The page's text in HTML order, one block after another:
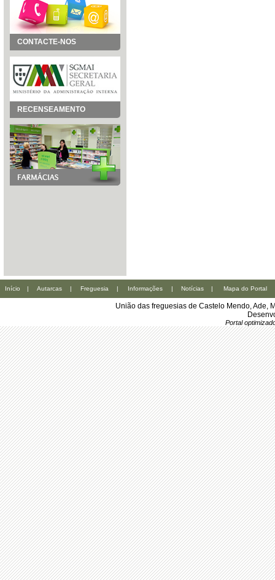
CONTACTE-NOS
RECENSEAMENTO
Início | Autarcas | Freguesia | Informações | Notícias | Mapa do Portal
União das freguesias de Castelo Mendo, Ade,
Portal